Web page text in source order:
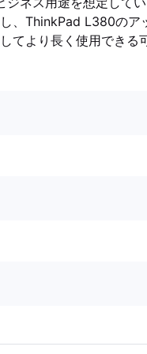
、ThinkPad L380のア
てより長く使用できる